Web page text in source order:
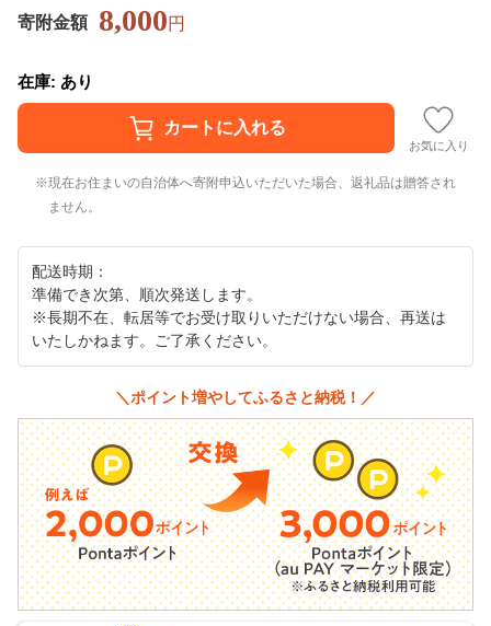
寄附金額 8,000円
在庫: あり
お気に入り
現在お住まいの自治体へ寄附申込いただいた場合、返礼品は贈答され
ません。
配送時期：
準備でき次第、順次発送します。
※長期不在、転居等でお受け取りいただけない場合、再送は
いたしかねます。ご了承ください。
＼ポイント増やしてふるさと納税！／